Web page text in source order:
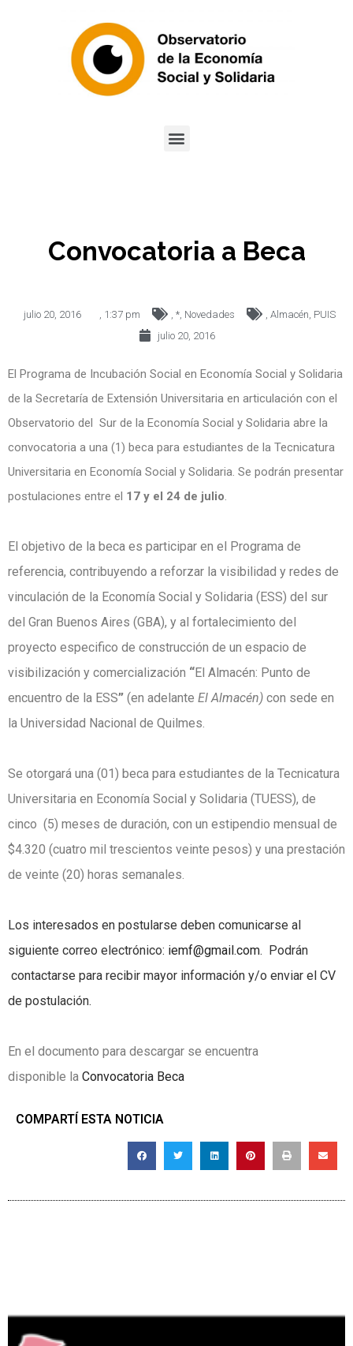
Convocatoria a Beca
julio 20, 2016 1:37 pm * Novedades Almacén PUIS
julio 20, 2016
El Programa de Incubación Social en Economía Social y Solidaria
de la Secretaría de Extensión Universitaria en articulación con el
Observatorio del Sur de la Economía Social y Solidaria abre la
convocatoria a una (1) beca para estudiantes de la Tecnicatura
Universitaria en Economía Social y Solidaria. Se podrán presentar
postulaciones entre el 17 y el 24 de julio.
El objetivo de la beca es participar en el Programa de
referencia, contribuyendo a reforzar la visibilidad y redes de
vinculación de la Economía Social y Solidaria (ESS) del sur
del Gran Buenos Aires (GBA), y al fortalecimiento del
proyecto especifico de construcción de un espacio de
visibilización y comercialización “El Almacén: Punto de
encuentro de la ESS” (en adelante El Almacén) con sede en
la Universidad Nacional de Quilmes.
Se otorgará una (01) beca para estudiantes de la Tecnicatura
Universitaria en Economía Social y Solidaria (TUESS), de
cinco (5) meses de duración, con un estipendio mensual de
$4.320 (cuatro mil trescientos veinte pesos) y una prestación
de veinte (20) horas semanales.
Los interesados en postularse deben comunicarse al
siguiente correo electrónico: iemf@gmail.com. Podrán
contactarse para recibir mayor información y/o enviar el CV
de postulación.
En el documento para descargar se encuentra
disponible la Convocatoria Beca
COMPARTÍ ESTA NOTICIA